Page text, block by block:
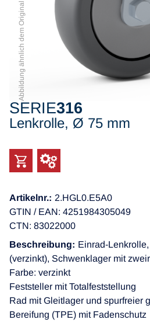
Abbildung ähnlich dem Original
SERIE316
Lenkrolle, Ø 75 mm
Artikelnr.: 2.HGL0.E5A0
GTIN / EAN: 4251984305049
CTN: 83022000
Beschreibung: Einrad-
(verzinkt), Schwenklager mit
Farbe: verzinkt
Feststeller mit Totalfeststellung
Rad mit Gleitlager und spurfreier
Bereifung (TPE) mit Fadenschutz